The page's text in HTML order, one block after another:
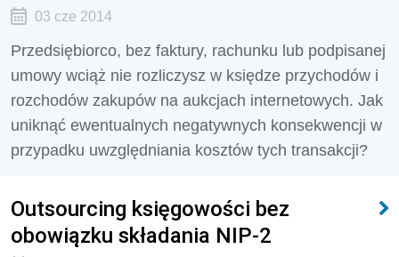
03 cze 2014
Przedsiębiorco, bez faktury, rachunku lub podpisanej
umowy wciąż nie rozliczysz w księdze przychodów i
rozchodów zakupów na aukcjach internetowych. Jak
uniknąć ewentualnych negatywnych konsekwencji w
przypadku uwzględniania kosztów tych transakcji?
Outsourcing księgowości bez
obowiązku składania NIP-2